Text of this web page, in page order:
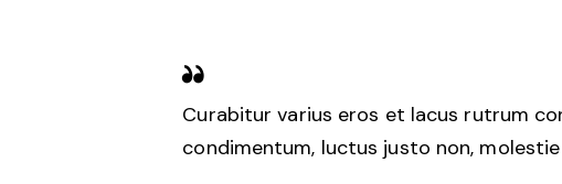
Curabitur varius eros et lacus rutrum
condimentum, luctus justo non, molestie